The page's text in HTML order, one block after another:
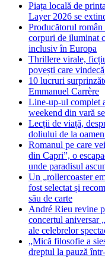
Piața locală de
Layer 2026 se
Producătorul
corpuri de iluminat
inclusiv în Europa
Thrillere virale,
povești care
10 lucruri
Emmanuel Carrère
Line-up-ul complet
weekend din vară
Lecții de viață,
doliului de la
Romanul pe care
din Capri”, o
unde paradisul
Un „rollercoaster
fost selectat și
său de carte
André Rieu revine
concertul aniversar
ale celebrelor
„Mică filosofie a
dreptul la pauză